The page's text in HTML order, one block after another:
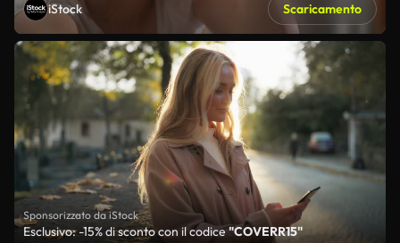
iStock Scaricamento
Sponsorizzato da iStock
Esclusivo: -15% di sconto con il codice"COVERR15"